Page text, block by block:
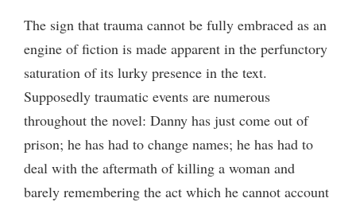
The sign that trauma cannot be fully embraced as an
engine of fiction is made apparent in the perfunctory
saturation of its lurky presence in the text.
Supposedly traumatic events are numerous
throughout the novel: Danny has just come out of
prison; he has had to change names; he has had to
deal with the aftermath of killing a woman and
barely remembering the act which he cannot account